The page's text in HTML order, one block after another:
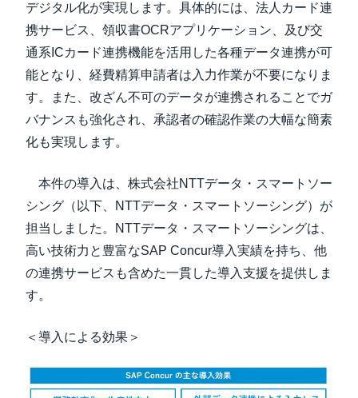
デジタル化が実現します。具体的には、法人カード連
携サービス、領収書OCRアプリケーション、及び交
通系ICカード連携機能を活用した各種データ連携が可
能となり、経費精算申請者は入力作業が不要になりま
す。また、改ざん不可のデータが連携されることでガ
バナンスも強化され、承認者の確認作業の大幅な簡素
化も実現します。
本件の導入は、株式会社NTTデータ・スマートソー
シング（以下、NTTデータ・スマートソーシング）が
担当しました。NTTデータ・スマートソーシングは、
高い技術力と豊富なSAP Concur導入実績を持ち、他
の連携サービスも含めた一貫した導入支援を提供しま
す。
＜導入による効果＞